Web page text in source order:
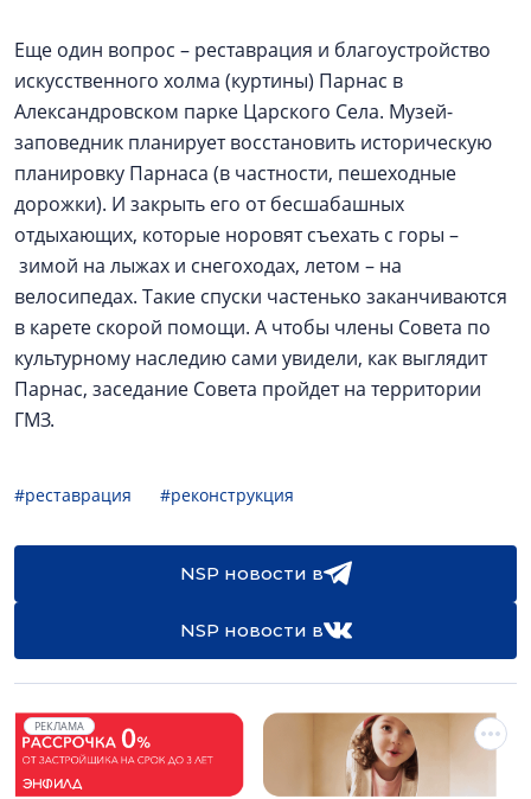
Еще один вопрос – реставрация и благоустройство
искусственного холма (куртины) Парнас в
Александровском парке Царского Села. Музей-
заповедник планирует восстановить историческую
планировку Парнаса (в частности, пешеходные
дорожки). И закрыть его от бесшабашных
отдыхающих, которые норовят съехать с горы –
зимой на лыжах и снегоходах, летом – на
велосипедах. Такие спуски частенько заканчиваются
в карете скорой помощи. А чтобы члены Совета по
культурному наследию сами увидели, как выглядит
Парнас, заседание Совета пройдет на территории
ГМЗ.
#реставрация #реконструкция
NSP новости в
NSP новости в
РЕКЛАМА